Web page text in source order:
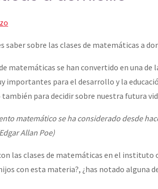
matemáticas se han convertido en una de
importantes para el desarrollo y la
también para decidir sobre nuestra futura
matemático se ha considerado desde
Allan Poe)
las clases de matemáticas en el instituto
con esta materia?, ¿has notado alguna